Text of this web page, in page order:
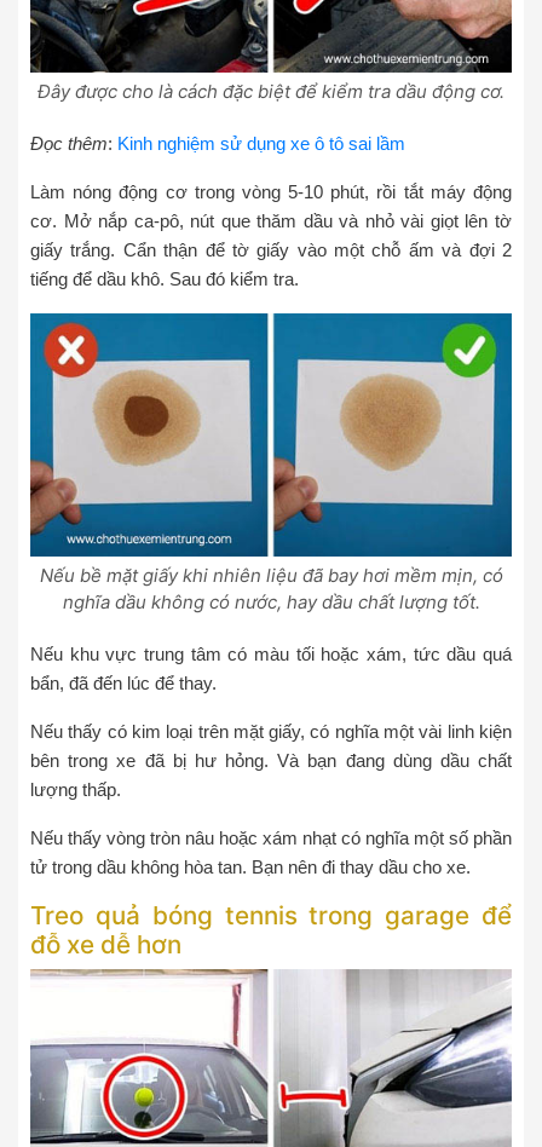
Đây được cho là cách đặc biệt để kiểm tra dầu động cơ.
Đọc thêm: Kinh nghiệm sử dụng xe ô tô sai lầm
Làm nóng động cơ trong vòng 5-10 phút, rồi tắt máy động
cơ. Mở nắp ca-pô, nút que thăm dầu và nhỏ vài giọt lên tờ
giấy trắng. Cẩn thận để tờ giấy vào một chỗ ấm và đợi 2
tiếng để dầu khô. Sau đó kiểm tra.
Nếu bề mặt giấy khi nhiên liệu đã bay hơi mềm mịn, có
nghĩa dầu không có nước, hay dầu chất lượng tốt.
Nếu khu vực trung tâm có màu tối hoặc xám, tức dầu quá
bẩn, đã đến lúc để thay.
Nếu thấy có kim loại trên mặt giấy, có nghĩa một vài linh kiện
bên trong xe đã bị hư hỏng. Và bạn đang dùng dầu chất
lượng thấp.
Nếu thấy vòng tròn nâu hoặc xám nhạt có nghĩa một số phần
tử trong dầu không hòa tan. Bạn nên đi thay dầu cho xe.
Treo quả bóng tennis trong garage để
đỗ xe dễ hơn